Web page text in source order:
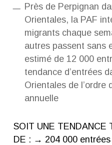
Près de Perpignan
Orientales, la PAF
migrants chaque
autres passent sans
estimé de 12 000
tendance d’entrées
Orientales de l’ordre
annuelle
SOIT UNE TENDANCE
DE : → 204 000 entrées